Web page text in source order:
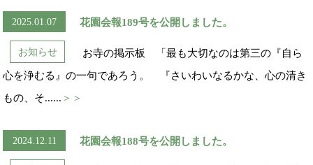
2025.01.07 花園会報189号を公開しました。
お知らせ
お寺の掲示板 「最も大切なのは第三の『自ら
心を浄むる』の一句であろう。 『さいわいなるかな、心の清き
もの、そ...... ＞＞
2024.12.11 花園会報188号を公開しました。